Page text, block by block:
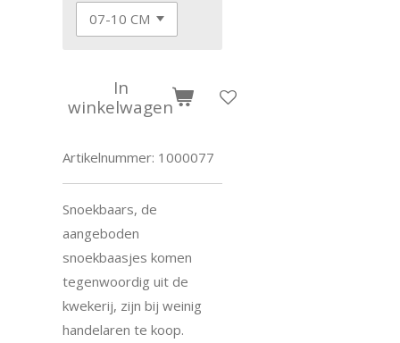
In
winkelwagen
Artikelnummer: 1000077
Snoekbaars, de
aangeboden
snoekbaasjes komen
tegenwoordig uit de
kwekerij, zijn bij weinig
handelaren te koop.